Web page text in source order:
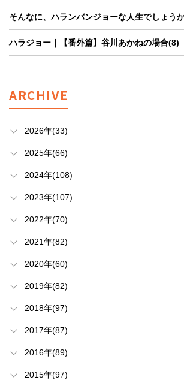
そんなに、ハランバンジョーな人生でしょう
ハラジョー｜【番外篇】谷川あかねの場合(8)
ARCHIVE
2026年(33)
2025年(66)
2024年(108)
2023年(107)
2022年(70)
2021年(82)
2020年(60)
2019年(82)
2018年(97)
2017年(87)
2016年(89)
2015年(97)